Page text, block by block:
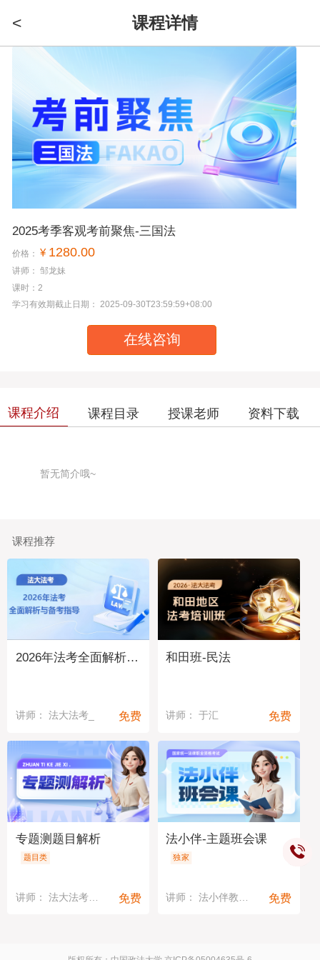
< 课程详情
2025考季客观考前聚焦-三国法
价格：¥ 1280.00
讲师： 邹龙妹
课时：2
学习有效期截止日期： 2025-09-30T23:59:59+08:00
在线咨询
课程介绍 课程目录 授课老师 资料下载
暂无简介哦~
课程推荐
2026年法考全面解析与备考指导
讲师： 法大法考_ 免费
和田班-民法
讲师： 于汇 免费
专题测题目解析
题目类
讲师： 法大法考教研中心 免费
法小伴-主题班会课
独家
免费